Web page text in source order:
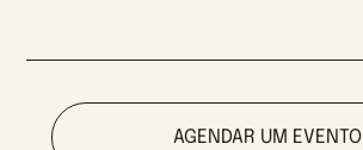
AGENDAR UM EVENTO